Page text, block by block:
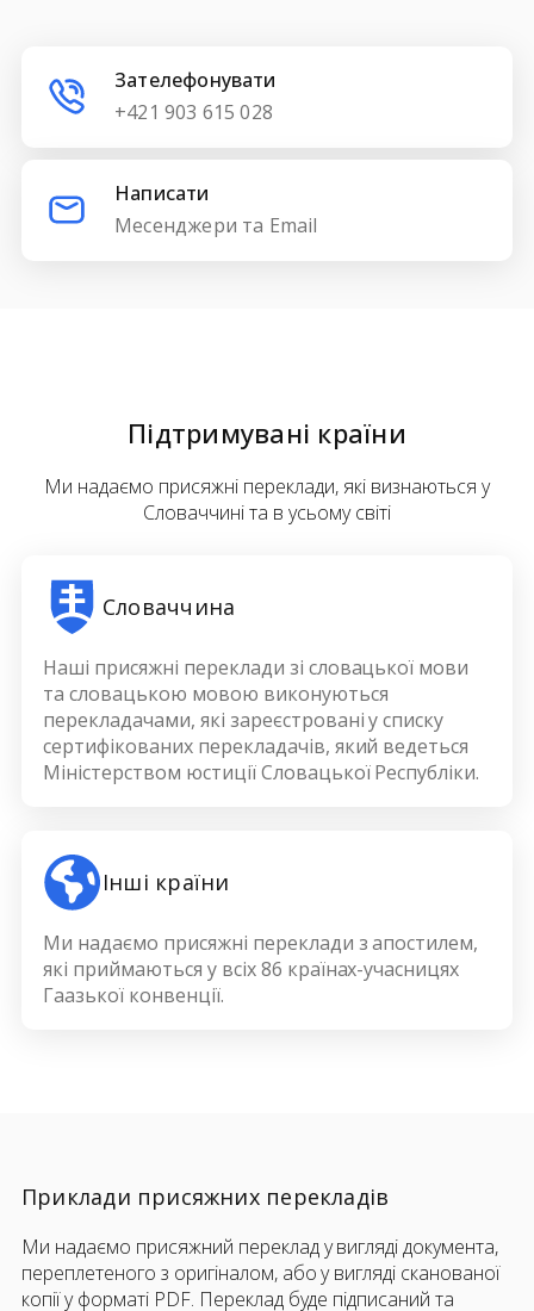
Зателефонувати
+421 903 615 028
Написати
Месенджери та Email
Підтримувані країни
Ми надаємо присяжні переклади, які визнаються у
Словаччині та в усьому світі
Словаччина
Наші присяжні переклади зі словацької мови
та словацькою мовою виконуються
перекладачами, які зареєстровані у списку
сертифікованих перекладачів, який ведеться
Міністерством юстиції Словацької Республіки.
Інші країни
Ми надаємо присяжні переклади з апостилем,
які приймаються у всіх 86 країнах-учасницях
Гаазької конвенції.
Приклади присяжних перекладів
Ми надаємо присяжний переклад у вигляді документа,
переплетеного з оригіналом, або у вигляді сканованої
копії у форматі PDF. Переклад буде підписаний та